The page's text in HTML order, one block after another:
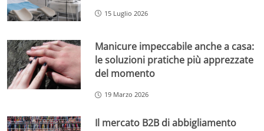
15 Luglio 2026
Manicure impeccabile anche a casa:
le soluzioni pratiche più apprezzate
del momento
19 Marzo 2026
Il mercato B2B di abbigliamento